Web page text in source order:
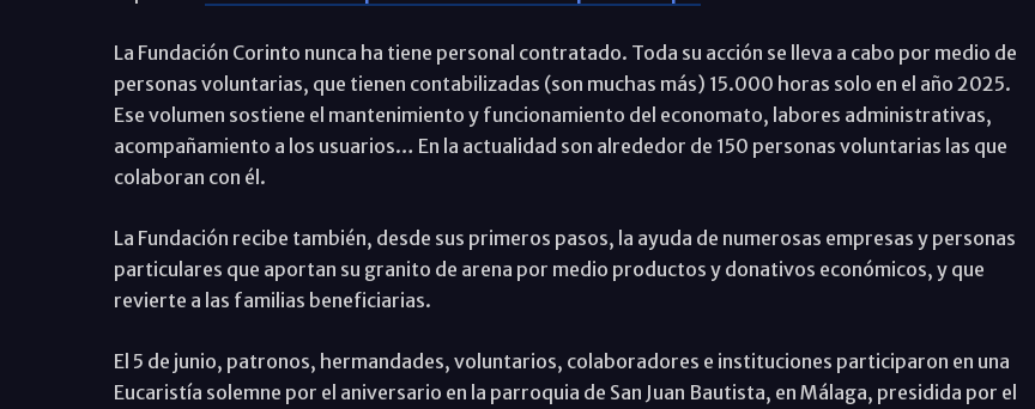
La Fundación Corinto nunca ha tiene personal contratado. Toda su acción se lleva a cabo por medio de
personas voluntarias, que tienen contabilizadas (son muchas más) 15.000 horas solo en el año 2025.
Ese volumen sostiene el mantenimiento y funcionamiento del economato, labores administrativas,
acompañamiento a los usuarios… En la actualidad son alrededor de 150 personas voluntarias las que
colaboran con él.
La Fundación recibe también, desde sus primeros pasos, la ayuda de numerosas empresas y personas
particulares que aportan su granito de arena por medio productos y donativos económicos, y que
revierte a las familias beneficiarias.
El 5 de junio, patronos, hermandades, voluntarios, colaboradores e instituciones participaron en una
Eucaristía solemne por el aniversario en la parroquia de San Juan Bautista, en Málaga, presidida por el